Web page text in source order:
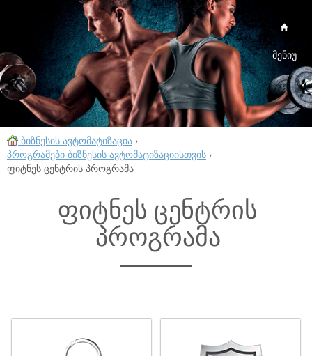
მენიუ
ბიზნესის ავტომატიზაცია ›
პროგრამები ბიზნესის ავტომატიზაციისთვის ›
ფიტნეს ცენტრის პროგრამა
ფიტნეს ცენტრის
პროგრამა